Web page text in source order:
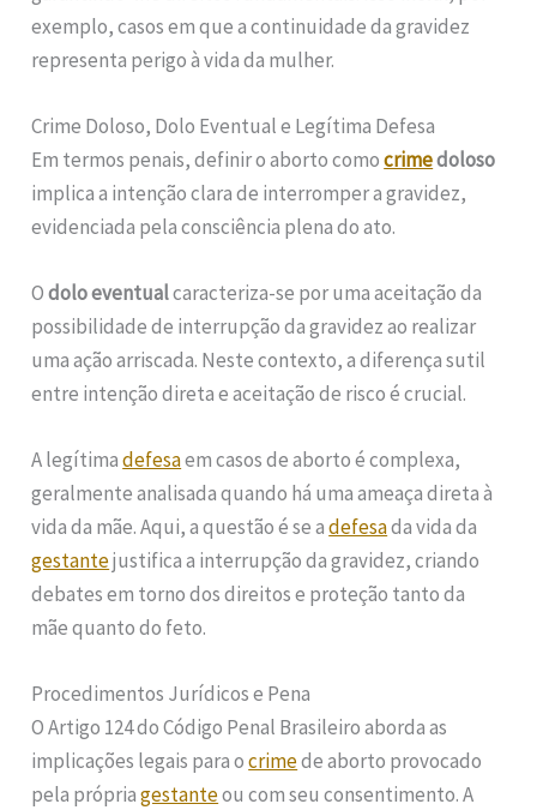
exemplo, casos em que a continuidade da gravidez
representa perigo à vida da mulher.
Crime Doloso, Dolo Eventual e Legítima Defesa
Em termos penais, definir o aborto comocrimedoloso
implica a intenção clara de interromper a gravidez,
evidenciada pela consciência plena do ato.
Odolo eventualcaracteriza-se por uma aceitação da
possibilidade de interrupção da gravidez ao realizar
uma ação arriscada. Neste contexto, a diferença sutil
entre intenção direta e aceitação de risco é crucial.
A legítimadefesaem casos de aborto é complexa,
geralmente analisada quando há uma ameaça direta à
vida da mãe. Aqui, a questão é se adefesada vida da
gestantejustifica a interrupção da gravidez, criando
debates em torno dos direitos e proteção tanto da
mãe quanto do feto.
Procedimentos Jurídicos e Pena
O Artigo 124 do Código Penal Brasileiro aborda as
implicações legais para ocrimede aborto provocado
pela própriagestanteou com seu consentimento. A